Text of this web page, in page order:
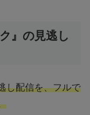
』の見逃し
し配信を、フルで